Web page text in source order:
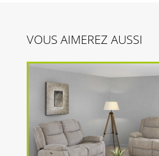
VOUS AIMEREZ AUSSI